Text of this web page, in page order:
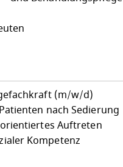
(m/w/d)
nach Sedierung
Auftreten
Kompetenz